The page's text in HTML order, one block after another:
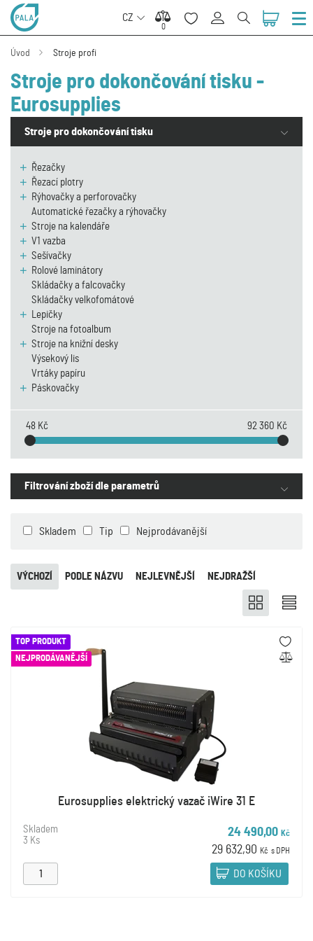
CZ
0
0
Úvod Stroje profi
Stroje pro dokončování tisku -
Eurosupplies
Stroje pro dokončování tisku
Řezačky
Řezací plotry
Rýhovačky a perforovačky
Automatické řezačky a rýhovačky
Stroje na kalendáře
V1 vazba
Sešívačky
Rolové laminátory
Skládačky a falcovačky
Skládačky velkofomátové
Lepičky
Stroje na fotoalbum
Stroje na knižní desky
Výsekový lis
Vrtáky papíru
Páskovačky
48 Kč 92 360 Kč
Filtrování zboží dle parametrů
Skladem Tip Nejprodávanější
NEJLEVNĚJŠÍ NEJDRAŽŠÍ
PODLE NÁZVU
VÝCHOZÍ
TOP PRODUKT
NEJPRODÁVANĚJŠÍ
Eurosupplies elektrický vazač iWire 31 E
Skladem
3 Ks
24 490,00 Kč
29 632,90 Kč s DPH
DO KOŠÍKU